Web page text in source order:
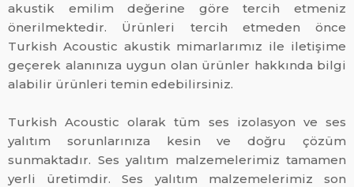
akustik emilim değerine göre tercih etmeniz
önerilmektedir. Ürünleri tercih etmeden önce
Turkish Acoustic akustik mimarlarımız ile iletişime
geçerek alanınıza uygun olan ürünler hakkında bilgi
alabilir ürünleri temin edebilirsiniz.
Turkish Acoustic olarak tüm ses izolasyon ve ses
yalıtım sorunlarınıza kesin ve doğru çözüm
sunmaktadır. Ses yalıtım malzemelerimiz tamamen
yerli üretimdir. Ses yalıtım malzemelerimiz son